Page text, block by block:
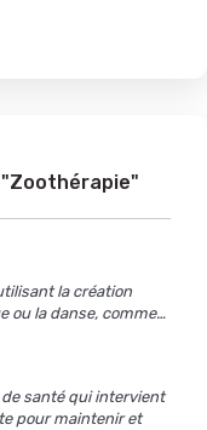
la création
ou la danse, comme…
santé qui intervient
pour maintenir et